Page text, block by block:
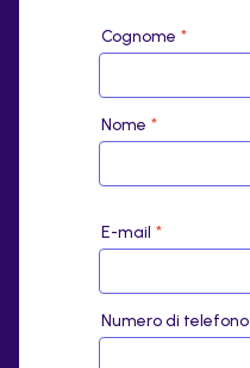
Cognome *
Nome *
E-mail *
Numero di telefono